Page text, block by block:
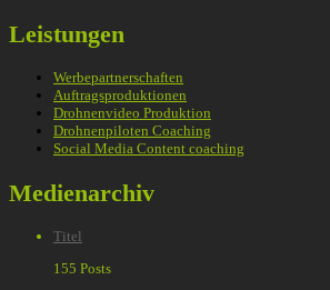
Leistungen
Werbepartnerschaften
Auftragsproduktionen
Drohnenvideo Produktion
Drohnenpiloten Coaching
Social Media Content coaching
Medienarchiv
Titel
155 Posts